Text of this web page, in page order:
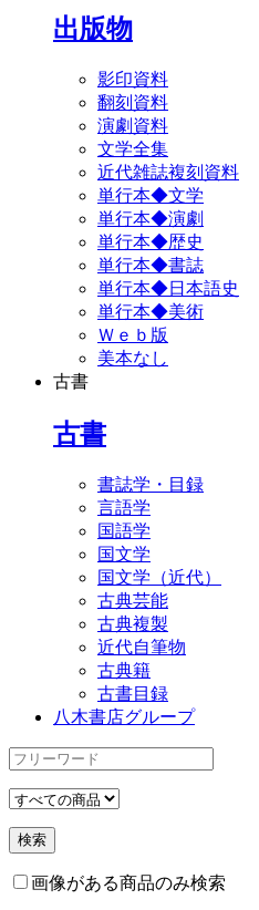
出版物
影印資料
翻刻資料
演劇資料
文学全集
近代雑誌複刻資料
単行本◆文学
単行本◆演劇
単行本◆歴史
単行本◆書誌
単行本◆日本語史
単行本◆美術
Ｗｅｂ版
美本なし
古書
古書
書誌学・目録
言語学
国語学
国文学
国文学（近代）
古典芸能
古典複製
近代自筆物
古典籍
古書目録
八木書店グループ
画像がある商品のみ検索